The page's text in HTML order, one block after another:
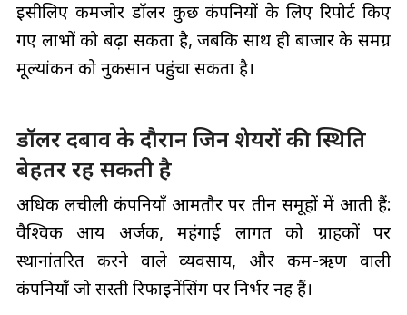
इसीलिए कमजोर डॉलर कुछ कंपनियों के लिए रिपोर्ट किए
गए लाभों को बढ़ा सकता है, जबकि साथ ही बाजार के समग्र
मूल्यांकन को नुकसान पहुंचा सकता है।
डॉलर दबाव के दौरान जिन शेयरों की स्थिति
बेहतर रह सकती है
अधिक लचीली कंपनियाँ आमतौर पर तीन समूहों में आती हैं:
वैश्विक आय अर्जक, महंगाई लागत को ग्राहकों पर
स्थानांतरित करने वाले व्यवसाय, और कम-ऋण वाली
कंपनियाँ जो सस्ती रिफाइनेंसिंग पर निर्भर नहीं हैं।